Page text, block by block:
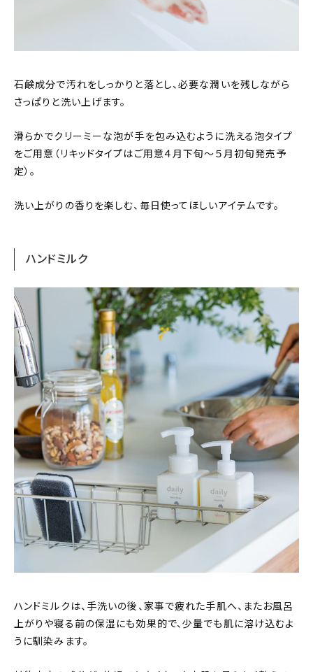
石鹸成分で汚れをしっかりと落とし、必要な潤いを残しながら
さっぱりと洗い上げます。
滑らかでクリーミーな泡が手を包み込むように洗える泡タイプ
をご用意（リキッドタイプはご用意４月下旬〜５月初旬発売予
定）。
洗い上がりの香りを楽しむ、毎日使ってほしいアイテムです。
ハンドミルク
ハンドミルクは、手洗いの後、家事で疲れた手肌へ、またお風呂
上がりや寝る前の保湿にも効果的で、少量でも肌に溶け込むよ
うに馴染みます。